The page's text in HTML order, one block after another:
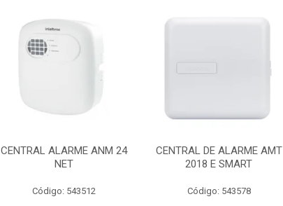
CENTRAL ALARME ANM 24
NET
Código: 543512
CENTRAL DE ALARME AMT
2018 E SMART
Código: 543578